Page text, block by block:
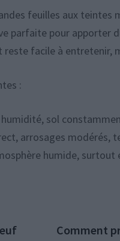
feuilles aux teintes
parfaite pour apporter
facile à entretenir,
:
sol
arrosages modérés,
humide, surtout
Comment